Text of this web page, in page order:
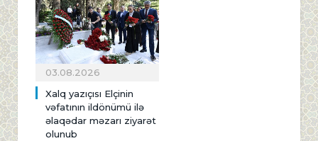
03.08.2026
Xalq yazıçısı Elçinin
vəfatının ildönümü ilə
əlaqədar məzarı ziyarət
olunub